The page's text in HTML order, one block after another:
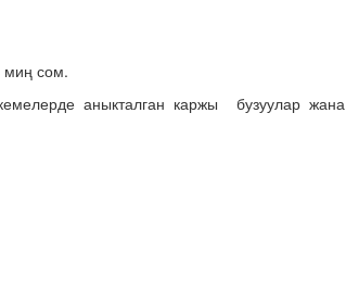
миң сом.
аныкталган каржы бузуулар жана